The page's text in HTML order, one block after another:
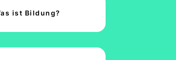
ist Bildung?